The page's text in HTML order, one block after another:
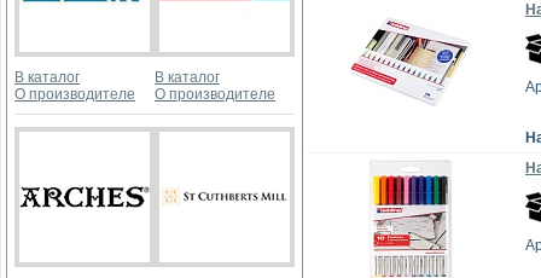
В каталог
О производителе
В каталог
О производителе